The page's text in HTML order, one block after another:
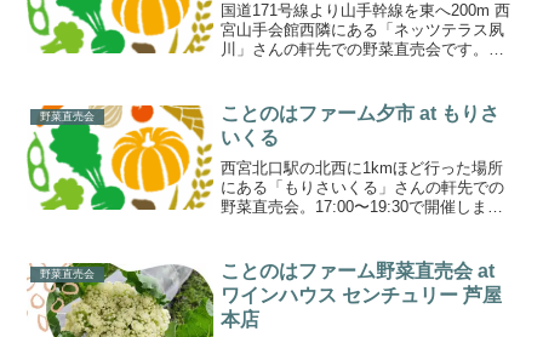
国道171号線より山手幹線を東へ200m 西
宮山手会館西隣にある「ネッツテラス夙
川」さんの軒先での野菜直売会です。こ
野菜直売会
ことのはファーム夕市 at もりさ
いくる
西宮北口駅の北西に1kmほど行った場所
にある「もりさいくる」さんの軒先での
野菜直売会。17:00〜19:30で開催しま
野菜直売会
ことのはファーム野菜直売会 at
ワインハウス センチュリー 芦屋
本店